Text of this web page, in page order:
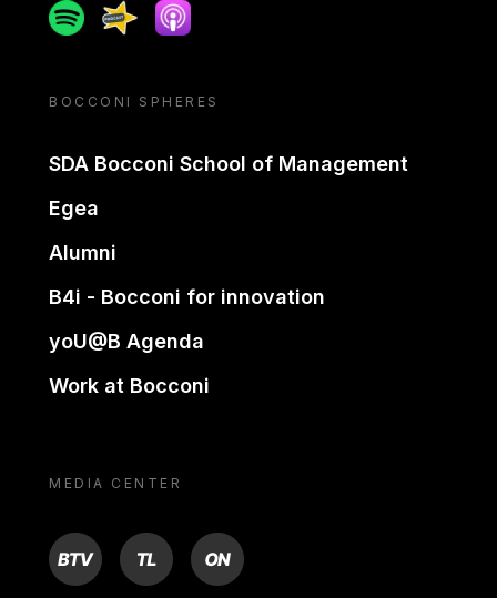
SpotifySpreakerApple podcast
BOCCONI SPHERES
SDA Bocconi School of Management
Egea
Alumni
B4i - Bocconi for innovation
yoU@B Agenda
Work at Bocconi
MEDIA CENTER
BTV TL ON